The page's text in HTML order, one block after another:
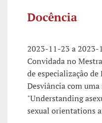
Docência
2023-11-23 a 2023-
Convidada no
de especialização de
Desviância com uma
"Understanding
sexual orientations